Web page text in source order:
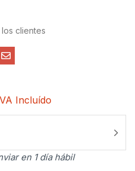
clientes
Incluído
en 1 día hábil